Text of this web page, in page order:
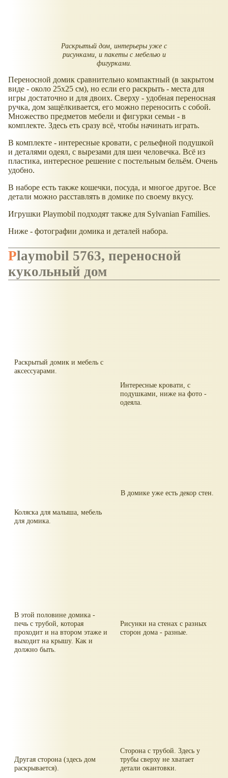
Раскрытый дом, интерьеры уже с
рисунками, и пакеты с мебелью и
фигурками.
Переносной домик сравнительно компактный (в закрытом
виде - около 25х25 см), но если его раскрыть - места для
игры достаточно и для двоих. Сверху - удобная переносная
ручка, дом защёлкивается, его можно переносить с собой.
Множество предметов мебели и фигурки семьи - в
комплекте. Здесь еть сразу всё, чтобы начинать играть.
В комплекте - интересные кровати, с рельефной подушкой
и деталями одеял, с вырезами для шеи человечка. Всё из
пластика, интересное решение с постельным бельём. Очень
удобно.
В наборе есть также кошечки, посуда, и многое другое. Все
детали можно расставлять в домике по своему вкусу.
Игрушки Playmobil подходят также для Sylvanian Families.
Ниже - фотографии домика и деталей набора.
Playmobil 5763, переносной
кукольный дом
Раскрытый домик и мебель с
аксессуарами.
Интересные кровати, с
подушками, ниже на фото -
одеяла.
Коляска для малыша, мебель
для домика.
В домике уже есть декор стен.
В этой половине домика -
печь с трубой, которая
проходит и на втором этаже и
выходит на крышу. Как и
должно быть.
Рисунки на стенах с разных
сторон дома - разные.
Другая сторона (здесь дом
раскрывается).
Сторона с трубой. Здесь у
трубы сверху не хватает
детали окантовки.